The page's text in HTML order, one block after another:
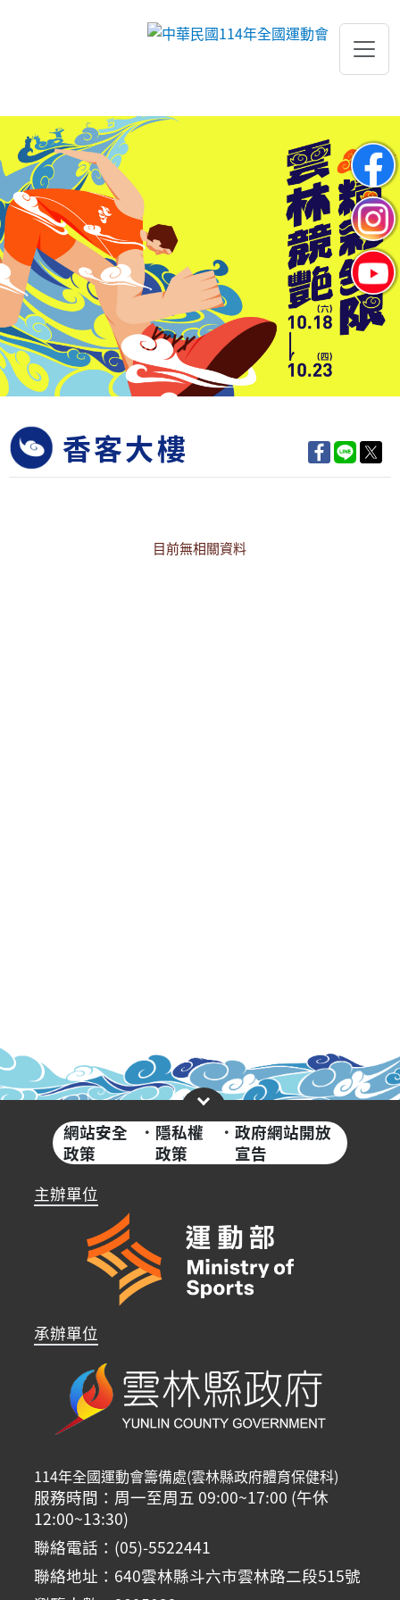
跳到主要內容
香客大樓
目前無相關資料
網站安全
政策
· 隱私權
政策
·政府網站開放
宣告
主辦單位
承辦單位
114年全國運動會籌備處(雲林縣政府體育保健科)
服務時間：周一至周五 09:00~17:00 (午休
12:00~13:30)
聯絡電話：(05)-5522441
聯絡地址：640雲林縣斗六市雲林路二段515號